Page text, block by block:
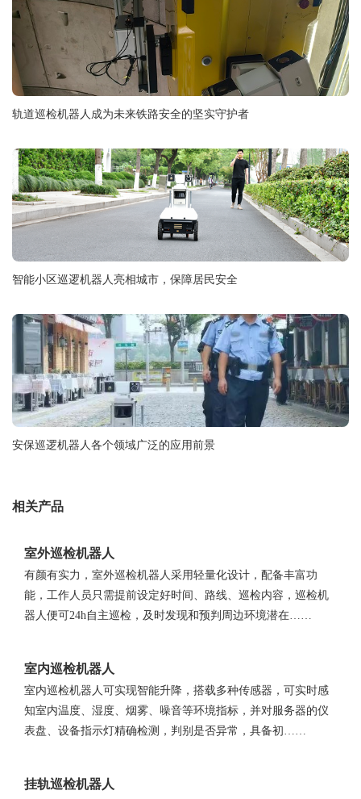
轨道巡检机器人成为未来铁路安全的坚实守护者
智能小区巡逻机器人亮相城市，保障居民安全
安保巡逻机器人各个领域广泛的应用前景
相关产品
室外巡检机器人
有颜有实力，室外巡检机器人采用轻量化设计，配备丰富功
能，工作人员只需提前设定好时间、路线、巡检内容，巡检机
器人便可24h自主巡检，及时发现和预判周边环境潜在……
室内巡检机器人
室内巡检机器人可实现智能升降，搭载多种传感器，可实时感
知室内温度、湿度、烟雾、噪音等环境指标，并对服务器的仪
表盘、设备指示灯精确检测，判别是否异常，具备初……
挂轨巡检机器人